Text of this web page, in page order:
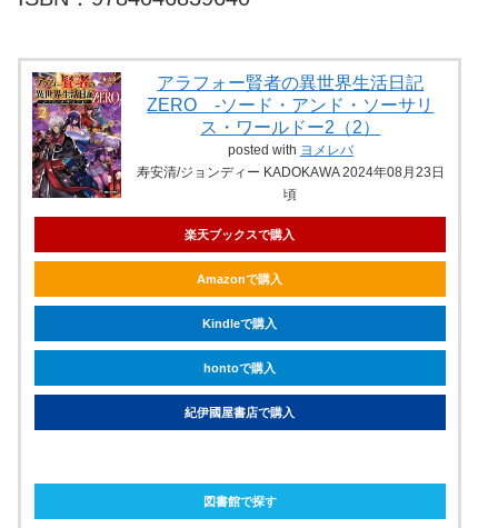
アラフォー賢者の異世界生活日記
ZERO -ソード・アンド・ソーサリ
ス・ワールドー2（2）
posted with ヨメレバ
寿安清/ジョンディー KADOKAWA 2024年08月23日
頃
楽天ブックスで購入
Amazonで購入
Kindleで購入
hontoで購入
紀伊國屋書店で購入
図書館で探す